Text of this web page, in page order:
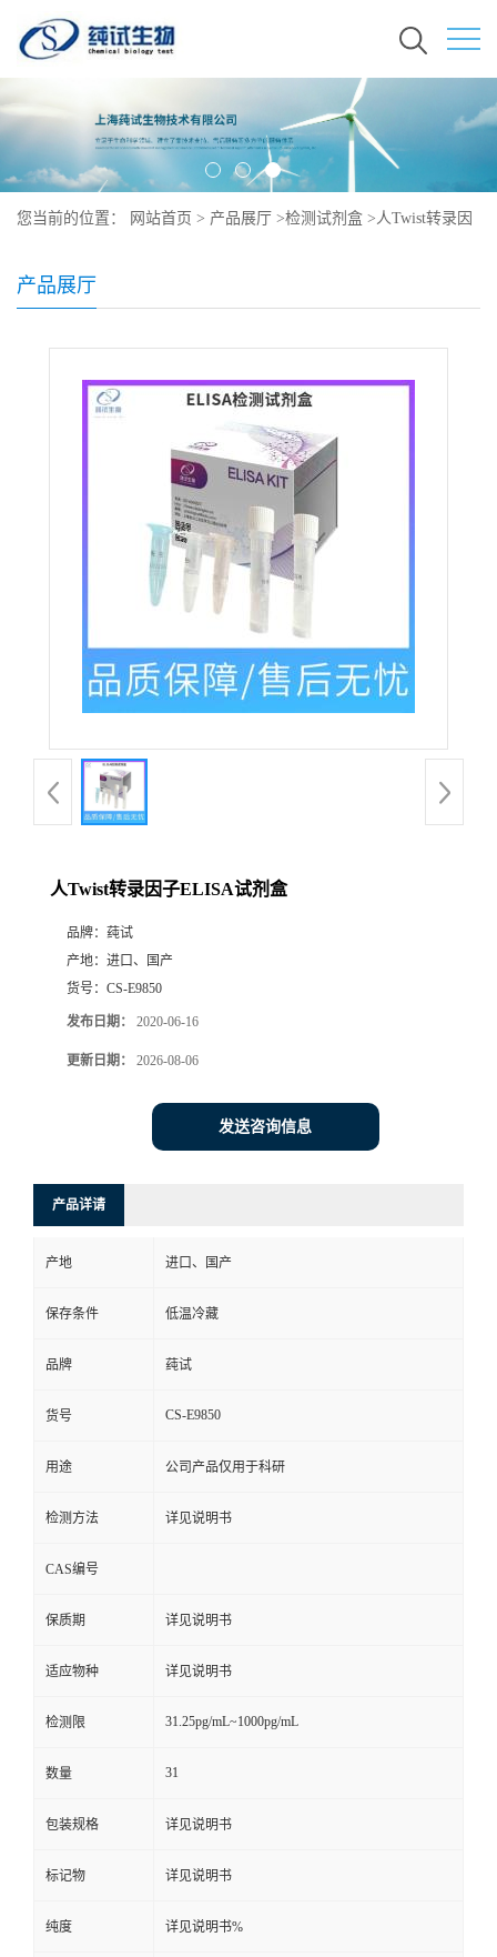
您当前的位置： 网站首页 > 产品展厅 >检测试剂盒 >人Twist转录因
产品展厅
人Twist转录因子ELISA试剂盒
品牌： 莼试
产地： 进口、国产
货号： CS-E9850
发布日期： 2020-06-16
更新日期： 2026-08-06
发送咨询信息
产品详请
产地 进口、国产
保存条件 低温冷藏
品牌 莼试
货号 CS-E9850
用途 公司产品仅用于科研
检测方法 详见说明书
CAS编号
保质期 详见说明书
适应物种 详见说明书
检测限 31.25pg/mL~1000pg/mL
数量 31
包装规格 详见说明书
标记物 详见说明书
纯度 详见说明书%